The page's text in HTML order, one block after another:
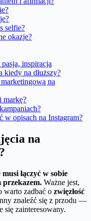
selfie?
okazje?
inspiracja
na dłuższy?
na
markę?
w opisach na Instagram?
na
łączyć w sobie
Ważne jest,
warto zadbać o zwięzłość
znaleźć się z przodu —
się zainteresowany.